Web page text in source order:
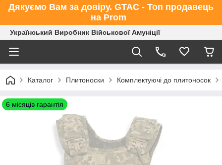
Дякуємо Вам за довіру. GTAC - Топ продавець
на Prom
Український Виробник Військової Амуніції
Каталог Плитоноски Комплектуючі до плитоносок
6 місяців гарантія